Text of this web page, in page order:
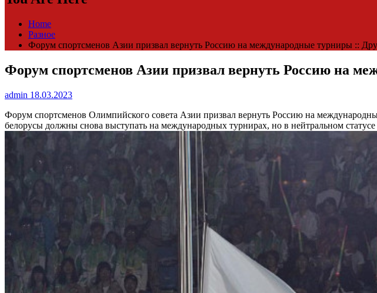
Home
Разное
Форум спортсменов Азии призвал вернуть Россию на международные турниры ::
Форум спортсменов Азии призвал вернуть Россию на
admin 18.03.2023
Форум спортсменов Олимпийского совета Азии призвал вернуть Россию на
белорусы должны снова выступать на международных турнирах, но в нейтральном статусе